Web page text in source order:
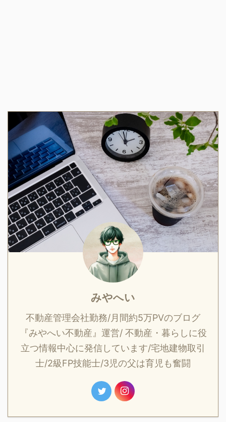
みやへい
不動産管理会社勤務/月間約5万PVのブログ
『みやへい不動産』運営/ 不動産・暮らしに役
立つ情報中心に発信しています/宅地建物取引
士/2級FP技能士/3児の父は育児も奮闘